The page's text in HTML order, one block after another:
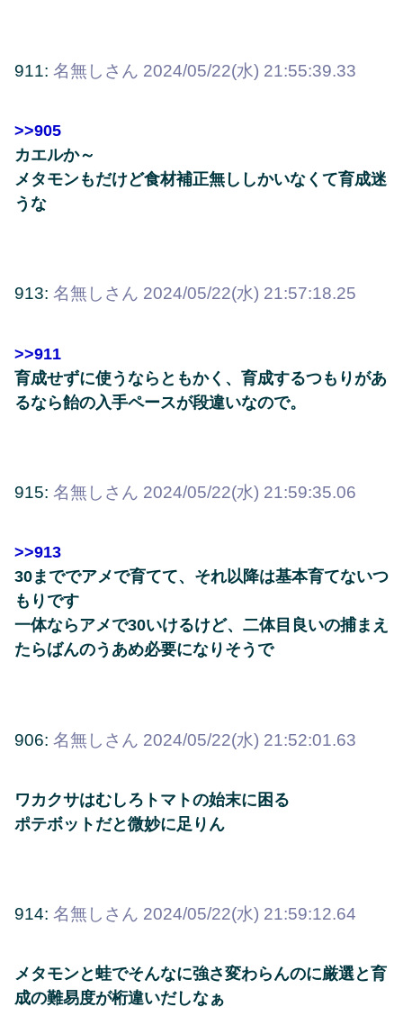
911: 名無しさん 2024/05/22(水) 21:55:39.33
>>905
カエルか～
メタモンもだけど食材補正無ししかいなくて育成迷
うな
913: 名無しさん 2024/05/22(水) 21:57:18.25
>>911
育成せずに使うならともかく、育成するつもりがあ
るなら飴の入手ペースが段違いなので。
915: 名無しさん 2024/05/22(水) 21:59:35.06
>>913
30まででアメで育てて、それ以降は基本育てないつ
もりです
一体ならアメで30いけるけど、二体目良いの捕まえ
たらばんのうあめ必要になりそうで
906: 名無しさん 2024/05/22(水) 21:52:01.63
ワカクサはむしろトマトの始末に困る
ポテボットだと微妙に足りん
914: 名無しさん 2024/05/22(水) 21:59:12.64
メタモンと蛙でそんなに強さ変わらんのに厳選と育
成の難易度が桁違いだしなぁ